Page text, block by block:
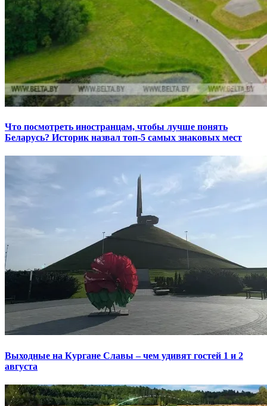
Что посмотреть иностранцам, чтобы лучше понять
Беларусь? Историк назвал топ-5 самых знаковых мест
Выходные на Кургане Славы – чем удивят гостей 1 и 2
августа